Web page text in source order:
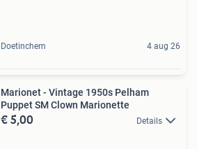
Doetinchem 4 aug 26
Marionet - Vintage 1950s Pelham
Puppet SM Clown Marionette
€ 5,00 Details